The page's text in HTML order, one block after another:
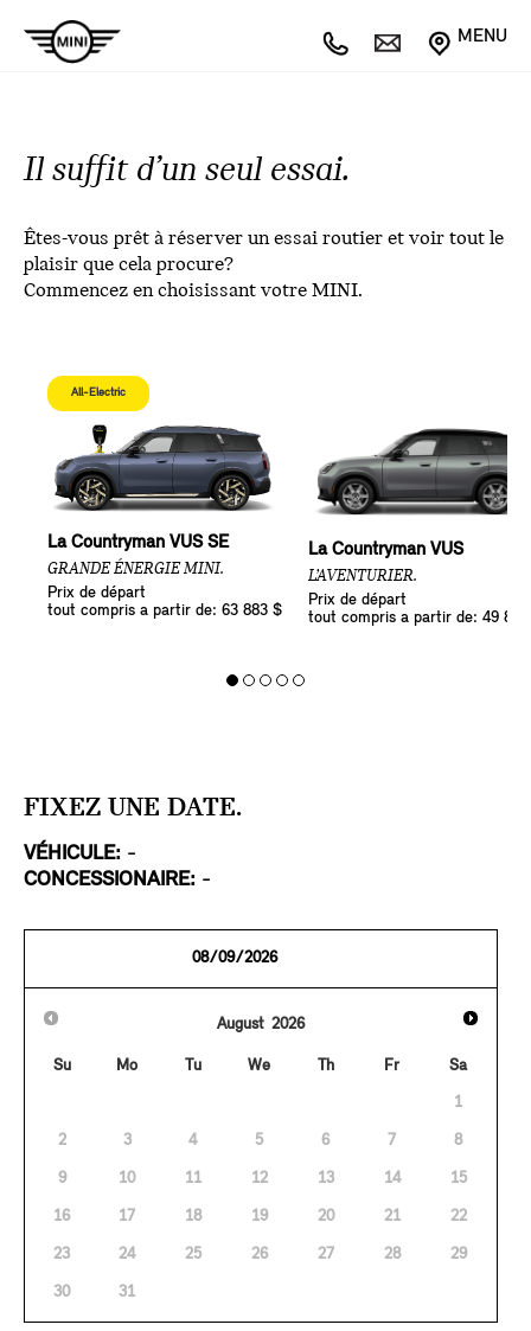
MENU
Il suffit d’un seul essai.
Êtes-vous prêt à réserver un essai routier et voir tout le
plaisir que cela procure?
Commencez en choisissant votre MINI.
All-Electric
La Countryman VUS SE
GRANDE ÉNERGIE MINI.
Prix de départ
tout compris a partir de: 63 883 $
La Countryman VUS
L’AVENTURIER.
Prix de départ
tout compris a partir de: 49
FIXEZ UNE DATE.
VÉHICULE: -
CONCESSIONAIRE: -
August 2026
Su Mo Tu We Th Fr Sa
1
2 3 4 5 6 7 8
9 10 11 12 13 14 15
16 17 18 19 20 21 22
23 24 25 26 27 28 29
30 31